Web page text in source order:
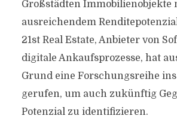
Großstädten Immobilienobjekte
ausreichendem
21st Real Estate, Anbieter von
digitale Ankaufsprozesse, hat
Grund eine Forschungsreihe ins
gerufen, um auch zukünftig
Potenzial zu identifizieren.